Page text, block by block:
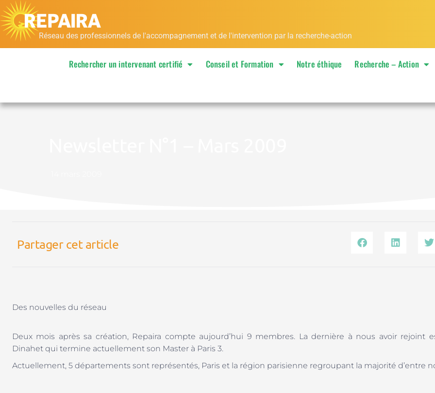
Aller
au
contenu
Réseau des professionnels de l'accompagnement et de l'intervention par la recherche-action
Rechercher un intervenant certifié Conseil et Formation Notre éthique Recherche – Action
Partager cet article
Des nouvelles du réseau
Deux mois après sa création, Repaira compte aujourd’hui 9 membres. La dernière à nous avoir rejoint
Dinahet qui termine actuellement son Master à Paris 3.
Actuellement, 5 départements sont représentés, Paris et la région parisienne regroupant la majorité d’entre